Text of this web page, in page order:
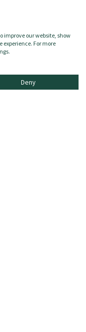
improve our website, show
experience. For more
Deny